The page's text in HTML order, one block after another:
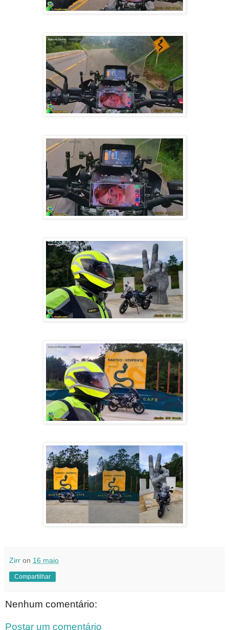
Zirr on 16 maio
Compartilhar
Nenhum comentário:
Postar um comentário